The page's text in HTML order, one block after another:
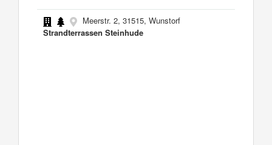
Meerstr. 2, 31515, Wunstorf
Strandterrassen Steinhude